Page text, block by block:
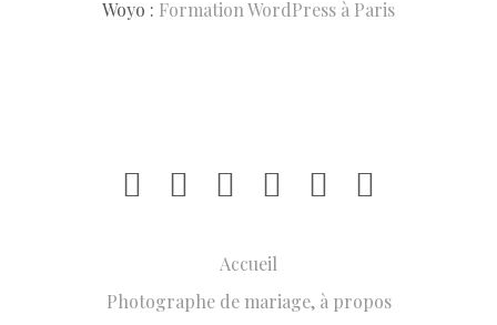
Woyo : Formation WordPress à Paris
Accueil
Photographe de mariage, à propos